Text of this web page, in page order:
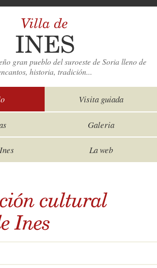
gran pueblo del suroeste de Soria lleno de
historia, tradición...
Visita guiada
Galeria
La web